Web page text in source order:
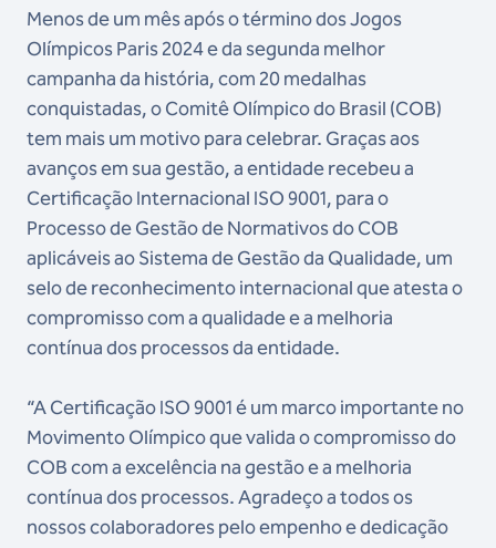
Menos de um mês após o término dos Jogos
Olímpicos Paris 2024 e da segunda melhor
campanha da história, com 20 medalhas
conquistadas, o Comitê Olímpico do Brasil (COB)
tem mais um motivo para celebrar. Graças aos
avanços em sua gestão, a entidade recebeu a
Certificação Internacional ISO 9001, para o
Processo de Gestão de Normativos do COB
aplicáveis ao Sistema de Gestão da Qualidade, um
selo de reconhecimento internacional que atesta o
compromisso com a qualidade e a melhoria
contínua dos processos da entidade.
“A Certificação ISO 9001 é um marco importante no
Movimento Olímpico que valida o compromisso do
COB com a excelência na gestão e a melhoria
contínua dos processos. Agradeço a todos os
nossos colaboradores pelo empenho e dedicação